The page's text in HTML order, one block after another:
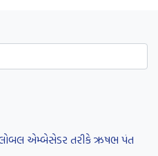
એમ્બેસેડર તરીકે ઋષભ પંત